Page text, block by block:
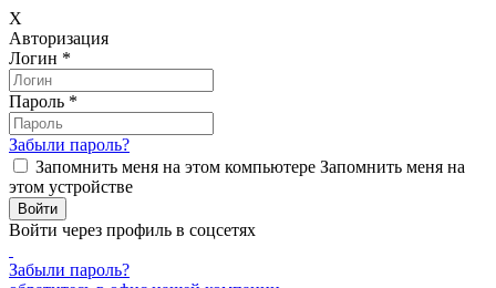
X
Авторизация
Логин *
Пароль *
Забыли пароль?
Запомнить меня на этом компьютере Запомнить меня на
этом устройстве
Войти через профиль в соцсетях
Забыли пароль?